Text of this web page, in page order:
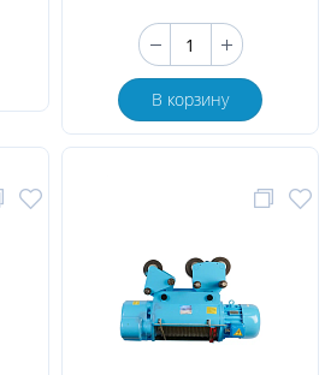
В корзину